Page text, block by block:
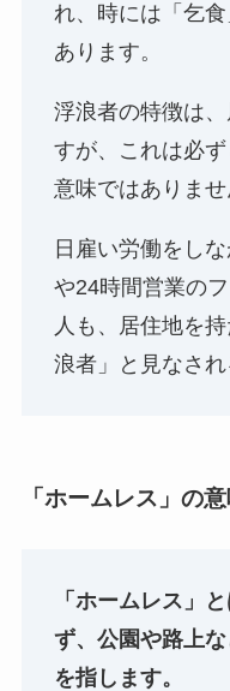
れ、時には「乞
あります。
浮浪者の特徴は
すが、これは必
意味ではありませ
日雇い労働をし
や24時間営業の
人も、居住地を
浪者」と見なされ
「ホームレス」の
「ホームレス」
ず、公園や路上
を指します。